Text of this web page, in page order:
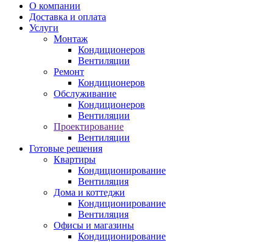
О компании
Доставка и оплата
Услуги
Монтаж
Кондиционеров
Вентиляции
Ремонт
Кондиционеров
Обслуживание
Кондиционеров
Вентиляции
Проектирование
Вентиляции
Готовые решения
Квартиры
Кондиционирование
Вентиляция
Дома и коттеджи
Кондиционирование
Вентиляция
Офисы и магазины
Кондиционирование